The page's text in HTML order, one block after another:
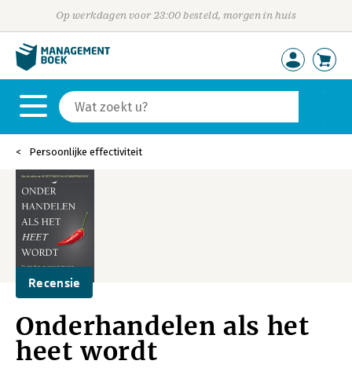
Op werkdagen voor 23:00 besteld, morgen in huis
Persoonlijke effectiviteit
Recensie
Onderhandelen als het
heet wordt